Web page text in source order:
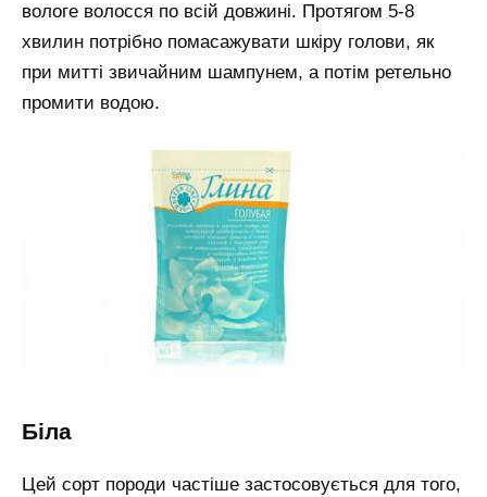
вологе волосся по всій довжині. Протягом 5-8
хвилин потрібно помасажувати шкіру голови, як
при митті звичайним шампунем, а потім ретельно
промити водою.
біла
Цей сорт породи частіше застосовується для того,